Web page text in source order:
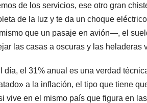
de los servicios, ese otro gran
de la luz y te da un choque
que un pasaje en avión—, el
las casas a oscuras y las heladeras
día, el 31% anual es una verdad
a la inflación, el tipo que tiene
vive en el mismo país que figura en